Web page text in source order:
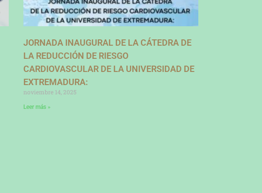
JORNADA INAUGURAL DE LA CÁTEDRA DE
LA REDUCCIÓN DE RIESGO
CARDIOVASCULAR DE LA UNIVERSIDAD DE
EXTREMADURA:
noviembre 14, 2025
Leer más »